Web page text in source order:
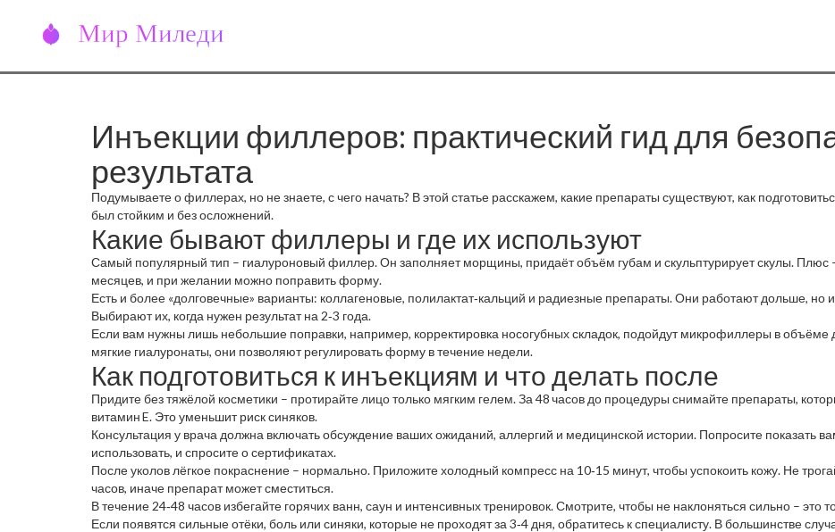
Инъекции филлеров: практический гид для
результата
Подумываете о филлерах, но не знаете, с чего начать? В этой статье расскажем, какие препараты существуют, как
был стойким и без осложнений.
Какие бывают филлеры и где их используют
Самый популярный тип – гиалуроновый филлер. Он заполняет морщины, придаёт объём губам и скульптурирует скулы. Плюс
месяцев, и при желании можно поправить форму.
Есть и более «долговечные» варианты: коллагеновые, полилактат‑кальций и радиезные препараты. Они работают дольше,
Выбирают их, когда нужен результат на 2‑3 года.
Если вам нужны лишь небольшие поправки, например, корректировка носогубных складок, подойдут микрофиллеры в объёме
мягкие гиалуронаты, они позволяют регулировать форму в течение недели.
Как подготовиться к инъекциям и что делать после
Придите без тяжёлой косметики – протирайте лицо только мягким гелем. За 48 часов до процедуры снимайте препараты,
витамин E. Это уменьшит риск синяков.
Консультация у врача должна включать обсуждение ваших ожиданий, аллергий и медицинской истории. Попросите показать
использовать, и спросите о сертификатах.
После уколов лёгкое покраснение – нормально. Приложите холодный компресс на 10‑15 минут, чтобы успокоить кожу. Не
часов, иначе препарат может сместиться.
В течение 24‑48 часов избегайте горячих ванн, саун и интенсивных тренировок. Смотрите, чтобы не наклоняться сильно – это
Если появятся сильные отёки, боль или синяки, которые не проходят за 3‑4 дня, обратитесь к специалисту. В большинстве